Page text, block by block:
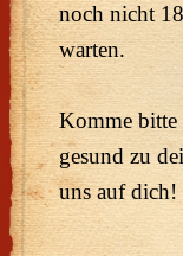
noch nicht
warten.
Komme bitte
gesund zu
uns auf dich!